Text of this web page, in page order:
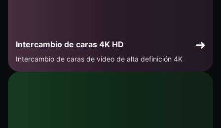
Intercambio de caras 4K HD
Intercambio de caras de vídeo de alta definición 4K